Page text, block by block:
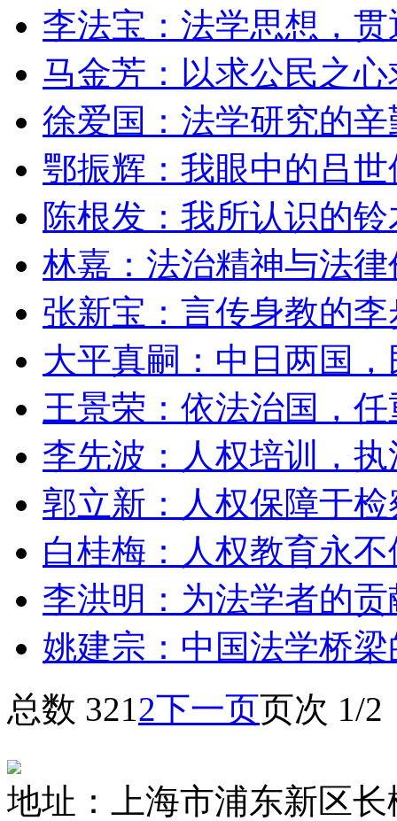
李法宝：法学思想，
马金芳：以求公民之
徐爱国：法学研究的
鄂振辉：我眼中的吕
陈根发：我所认识的
林嘉：法治精神与法律
张新宝：言传身教的
大平真嗣：中日两国
王景荣：依法治国，
李先波：人权培训，
郭立新：人权保障于
白桂梅：人权教育永
李洪明：为法学者的
姚建宗：中国法学桥
总数 3212下一页页次 1/2
地址：上海市浦东新区